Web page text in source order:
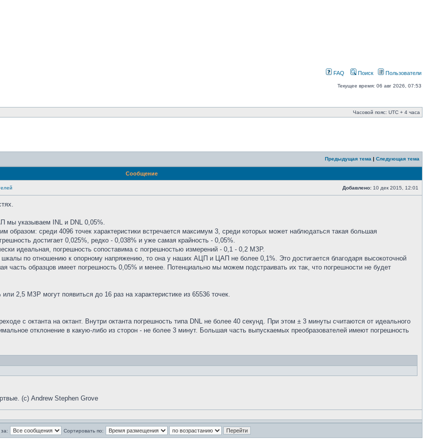
FAQ Поиск Пользователи
Текущее время: 06 авг 2026, 07:53
Часовой пояс: UTC + 4 часа
Предыдущая тема | Следующая тема
Сообщение
Добавлено: 10 дек 2015, 12:01
мы указываем INL и DNL 0,05%.
образом: среди 4096 точек характеристики встречается максимум 3, среди которых может наблюдаться такая большая
достигает 0,025%, редко - 0,038% и уже самая крайность - 0,05%.
идеальная, погрешность сопоставима с погрешностью измерений - 0,1 - 0,2 МЗР.
шкалы по отношению к опорному напряжению, то она у наших АЦП и ЦАП не более 0,1%. Это достигается благодаря высокоточной
часть образцов имеет погрешность 0,05% и менее. Потенциально мы можем подстраивать их так, что погрешности не будет
2,5 МЗР могут появиться до 16 раз на характеристике из 65536 точек.
с октанта на октант. Внутри октанта погрешность типа DNL не более 40 секунд. При этом ± 3 минуты считаются от идеального
отклонение в какую-либо из сторон - не более 3 минут. Большая часть выпускаемых преобразователей имеют погрешность
(с) Andrew Stephen Grove
Сортировать по: